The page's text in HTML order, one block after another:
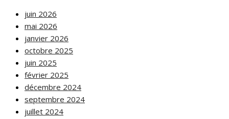
juin 2026
mai 2026
janvier 2026
octobre 2025
juin 2025
février 2025
décembre 2024
septembre 2024
juillet 2024